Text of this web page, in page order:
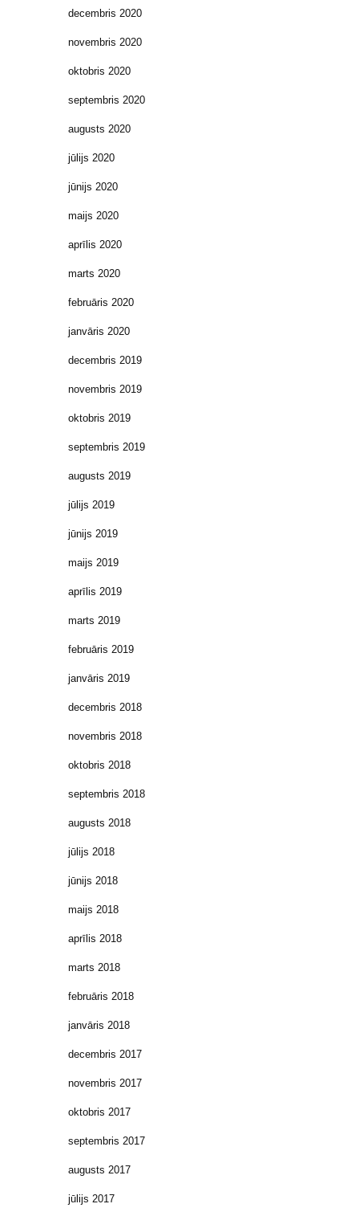
decembris 2020
novembris 2020
oktobris 2020
septembris 2020
augusts 2020
jūlijs 2020
jūnijs 2020
maijs 2020
aprīlis 2020
marts 2020
februāris 2020
janvāris 2020
decembris 2019
novembris 2019
oktobris 2019
septembris 2019
augusts 2019
jūlijs 2019
jūnijs 2019
maijs 2019
aprīlis 2019
marts 2019
februāris 2019
janvāris 2019
decembris 2018
novembris 2018
oktobris 2018
septembris 2018
augusts 2018
jūlijs 2018
jūnijs 2018
maijs 2018
aprīlis 2018
marts 2018
februāris 2018
janvāris 2018
decembris 2017
novembris 2017
oktobris 2017
septembris 2017
augusts 2017
jūlijs 2017